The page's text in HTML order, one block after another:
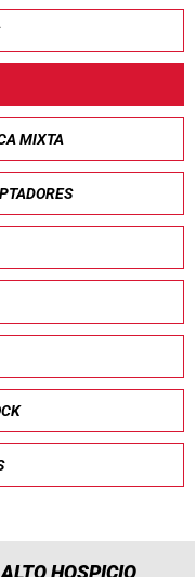
MIXTA
ALTO HOSPICIO